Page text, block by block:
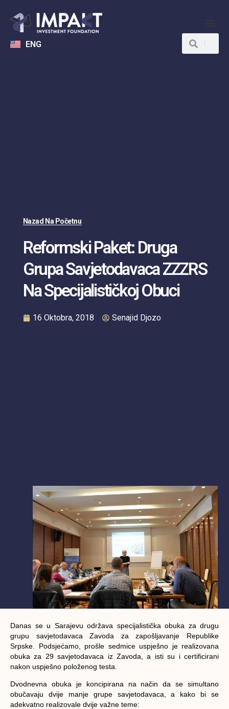
ENG
Nazad Na Početnu
Reformski Paket: Druga
Grupa Savjetodavaca ZZZRS
Na Specijalističkoj Obuci
16 Oktobra, 2018 Senajid Djozo
Danas se u Sarajevu održava specijalistička obuka za drugu
grupu savjetodavaca Zavoda za zapošljavanje Republike
Srpske. Podsjećamo, prošle sedmice uspješno je realizovana
obuka za 29 savjetodavaca iz Zavoda, a isti su i certificirani
nakon uspješno položenog testa.
Dvodnevna obuka je koncipirana na način da se simultano
obučavaju dvije manje grupe savjetodavaca, a kako bi se
adekvatno realizovale dvije važne teme: